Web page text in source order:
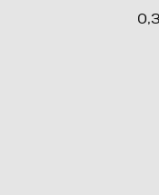
0,3